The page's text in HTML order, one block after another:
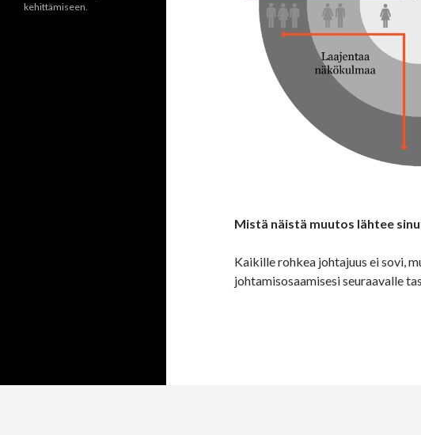
Mistä näistä muutos lähtee
Kaikille rohkea johtajuus ei sovi,
johtamisosaamisesi seuraavalle
kehittämiseen.